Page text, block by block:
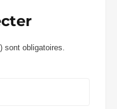
) sont obligatoires.